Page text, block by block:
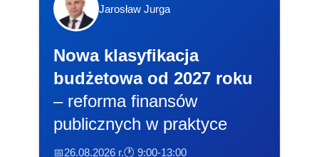
Jarosław Jurga
Nowa klasyfikacja
budżetowa od 2027 roku
– reforma finansów
publicznych w praktyce
📅26.08.2026 r.🕐 9:00-13:00